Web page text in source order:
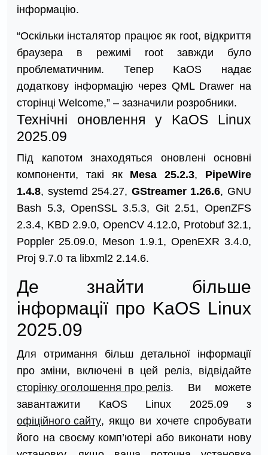
інформацію.
“Оскільки інсталятор працює як root, відкриття
браузера в режимі root завжди було
проблематичним. Тепер KaOS надає
додаткову інформацію через QML Drawer на
сторінці Welcome,” – зазначили розробники.
Технічні оновлення у KaOS Linux
2025.09
Під капотом знаходяться оновлені основні
компоненти, такі як Mesa 25.2.3, PipeWire
1.4.8, systemd 254.27, GStreamer 1.26.6, GNU
Bash 5.3, OpenSSL 3.5.3, Git 2.51, OpenZFS
2.3.4, KBD 2.9.0, OpenCV 4.12.0, Protobuf 32.1,
Poppler 25.09.0, Meson 1.9.1, OpenEXR 3.4.0,
Proj 9.7.0 та libxml2 2.14.6.
Де знайти більше
інформації про KaOS Linux
2025.09
Для отримання більш детальної інформації
про зміни, включені в цей реліз, відвідайте
сторінку оголошення про реліз. Ви можете
завантажити KaOS Linux 2025.09 з
офіційного сайту, якщо ви хочете спробувати
його на своєму комп’ютері або виконати нову